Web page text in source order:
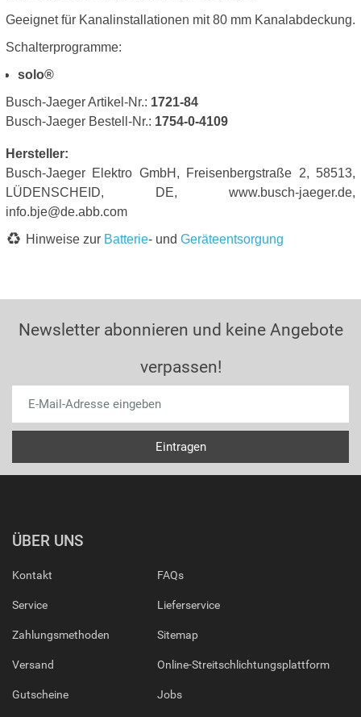
Geeignet für Kanalinstallationen mit 80 mm Kanalabdeckung.
Schalterprogramme:
solo®
Busch-Jaeger Artikel-Nr.: 1721-84
Busch-Jaeger Bestell-Nr.: 1754-0-4109
Hersteller:
Busch-Jaeger Elektro GmbH, Freisenbergstraße 2, 58513,
LÜDENSCHEID, DE, www.busch-jaeger.de,
info.bje@de.abb.com
Hinweise zur Batterie- und Geräteentsorgung
Newsletter abonnieren und keine Angebote
verpassen!
ÜBER UNS
Kontakt
Service
Zahlungsmethoden
Versand
Gutscheine
FAQs
Lieferservice
Sitemap
Online-Streitschlichtungsplattform
Jobs